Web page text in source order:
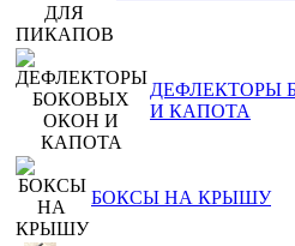
ДЕФЛЕКТОРЫ
И КАПОТА
БОКСЫ НА КРЫШУ